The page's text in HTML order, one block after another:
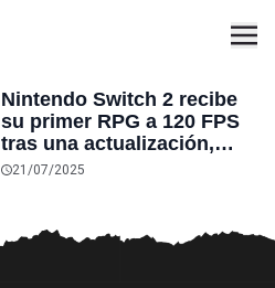
Nintendo Switch 2 recibe
su primer RPG a 120 FPS
tras una actualización,
mientras el original en la
FPS
21/07/2025